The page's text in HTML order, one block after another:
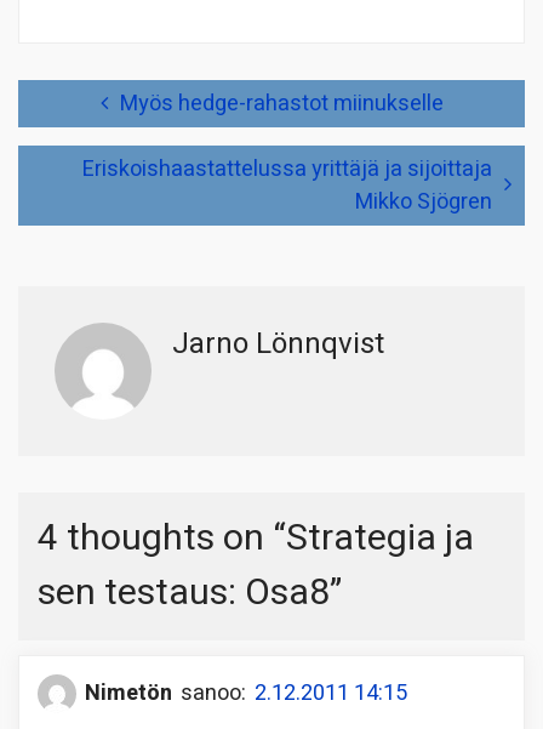
Myös hedge-rahastot miinukselle
Eriskoishaastattelussa yrittäjä ja sijoittaja
Mikko Sjögren
Jarno Lönnqvist
4 thoughts on “Strategia ja
sen testaus: Osa8”
Nimetön sanoo: 2.12.2011 14:15